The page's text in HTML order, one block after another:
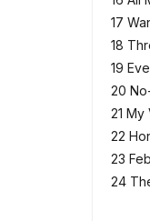
17
18
19
20
21
22
23
24